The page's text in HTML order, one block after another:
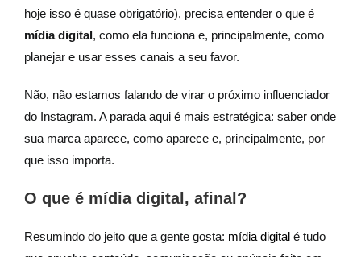
hoje isso é quase obrigatório), precisa entender o que é
mídia digital, como ela funciona e, principalmente, como
planejar e usar esses canais a seu favor.
Não, não estamos falando de virar o próximo influenciador
do Instagram. A parada aqui é mais estratégica: saber onde
sua marca aparece, como aparece e, principalmente, por
que isso importa.
O que é mídia digital, afinal?
Resumindo do jeito que a gente gosta: mídia digital é tudo